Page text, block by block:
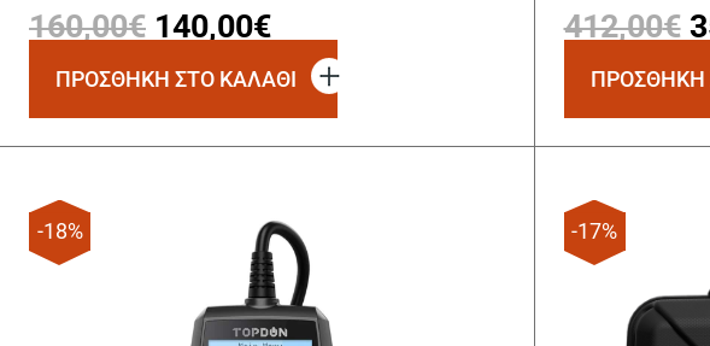
160,00€ Original
price
was:
160,00€.
140,00€Η
τρέχουσα
τιμή
είναι:
ΠΡΟΣΘΗΚΗ ΣΤΟ ΚΑΛΑΘΙ
412,00€
ΠΡΟΣΘΗΚΗ
-18% -17%